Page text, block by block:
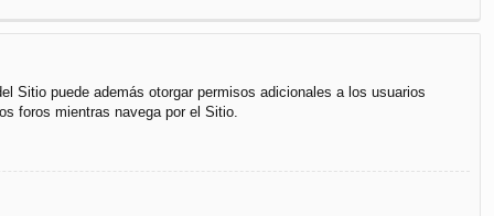
Sitio puede además otorgar permisos adicionales a los usuarios
foros mientras navega por el Sitio.